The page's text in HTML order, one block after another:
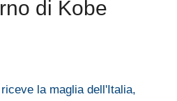
di Kobe
la maglia dell'Italia,